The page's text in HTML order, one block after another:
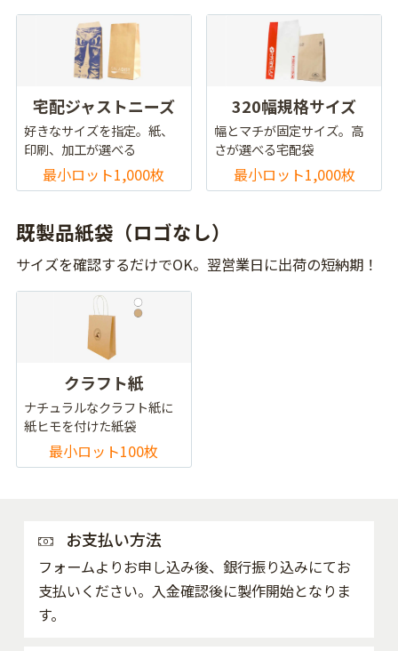
宅配ジャストニーズ
好きなサイズを指定。紙、
印刷、加工が選べる
最小ロット1,000枚
320幅規格サイズ
幅とマチが固定サイズ。高
さが選べる宅配袋
最小ロット1,000枚
既製品紙袋（ロゴなし）
サイズを確認するだけでOK。翌営業日に出荷の短納期！
クラフト紙
ナチュラルなクラフト紙に
紙ヒモを付けた紙袋
最小ロット100枚
お支払い方法
フォームよりお申し込み後、銀行振り込みにてお
支払いください。入金確認後に製作開始となりま
す。